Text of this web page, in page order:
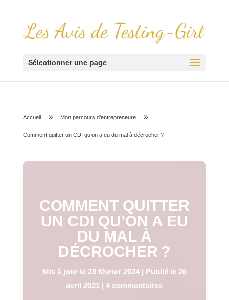
Sélectionner une page
Accueil 9 Mon parcours d'entrepreneure 9
Comment quitter un CDI qu’on a eu du mal à décrocher ?
COMMENT QUITTER
UN CDI QU’ON A EU
DU MAL À
DÉCROCHER ?
Mis à jour le 28 février 2024 | Publié le 26
avril 2021 |4 commentaires